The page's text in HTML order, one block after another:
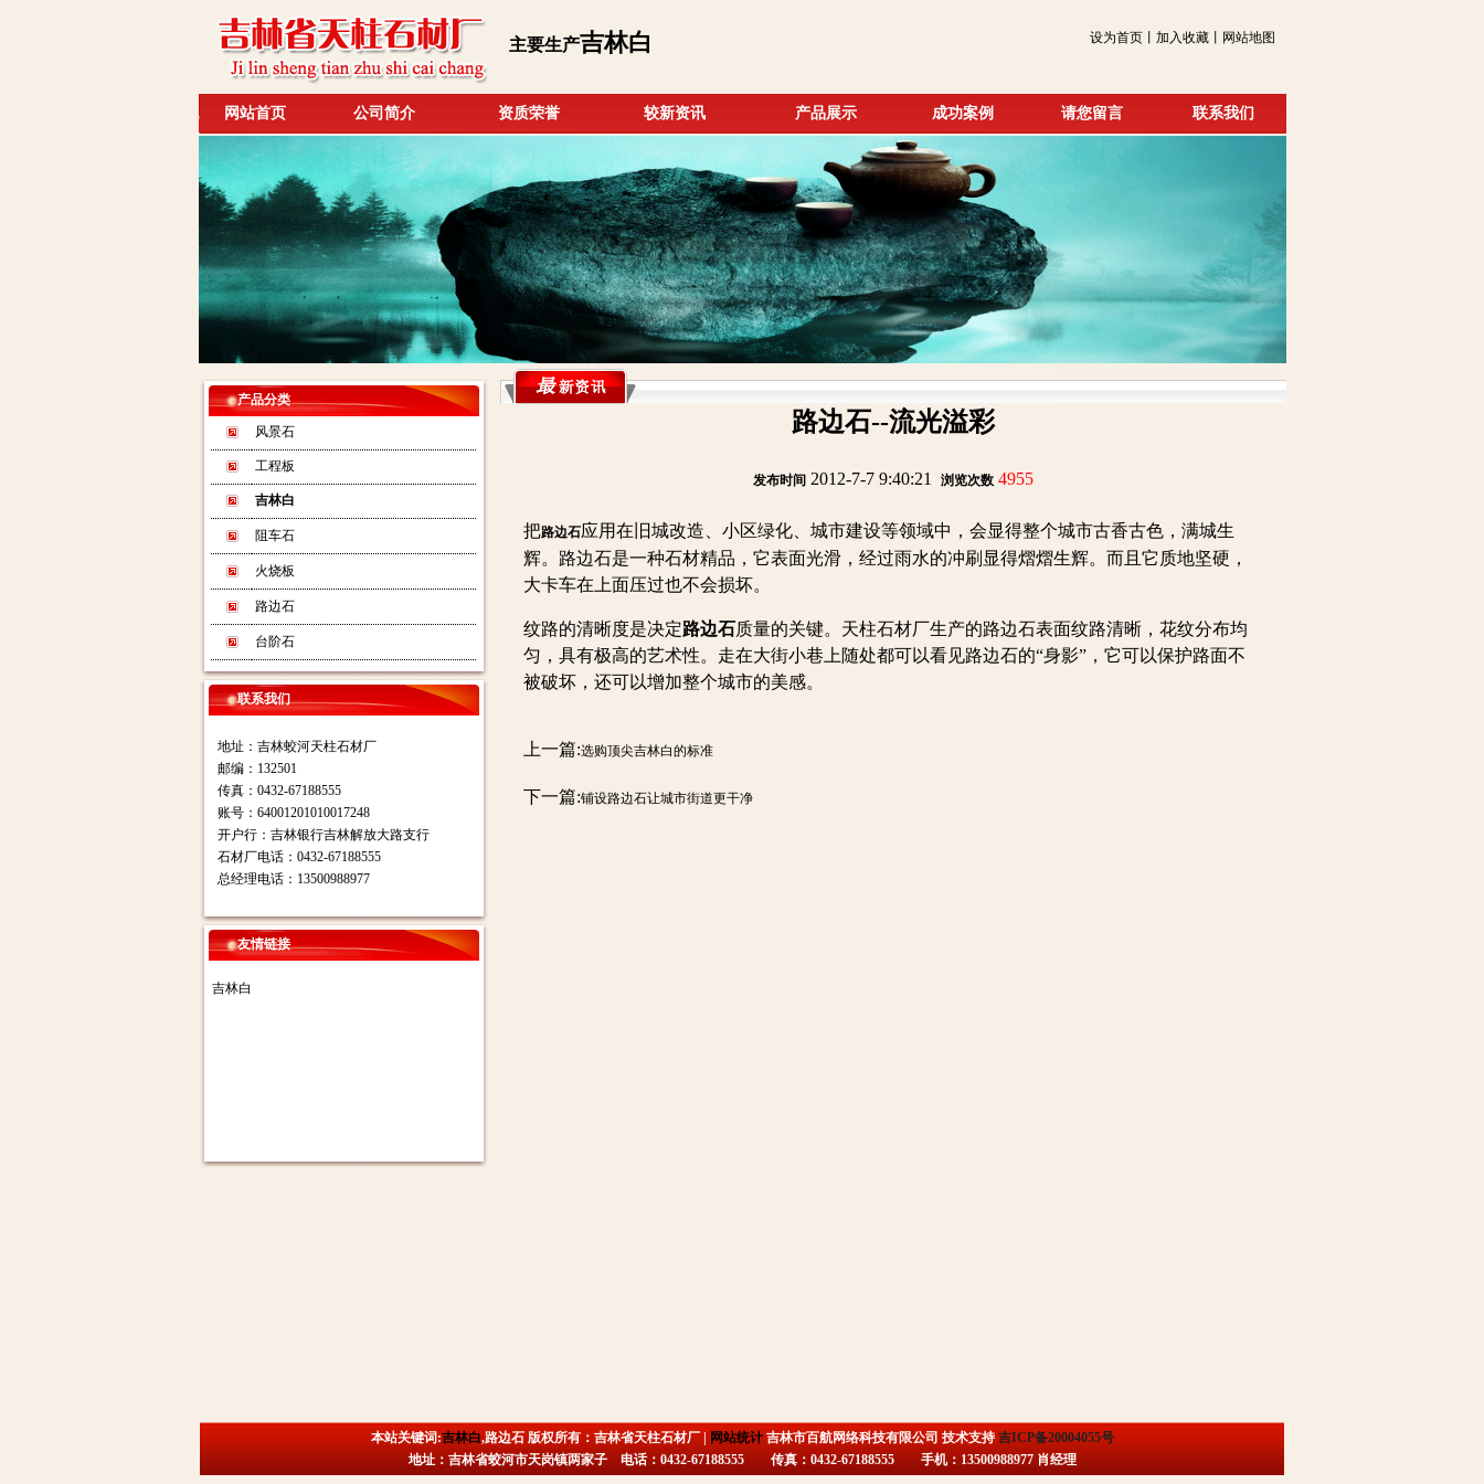
主要生产吉林白 设为首页丨加入收藏丨网站地图
网站首页 公司简介 资质荣誉 较新资讯 产品展示 成功案例 请您留言 联系我们
产品分类
风景石
工程板
吉林白
阻车石
火烧板
路边石
台阶石
联系我们
地址：吉林蛟河天柱石材厂
邮编：132501
传真：0432-67188555
账号：64001201010017248
开户行：吉林银行吉林解放大路支行
石材厂电话：0432-67188555
总经理电话：13500988977
友情链接
吉林白
路边石--流光溢彩
发布时间 2012-7-7 9:40:21 浏览次数: 4955
把路边石应用在旧城改造、小区绿化、城市建设等领域中，会显得整个城市古香古色，满城生
辉。路边石是一种石材精品，它表面光滑，经过雨水的冲刷显得熠熠生辉。而且它质地坚硬，
大卡车在上面压过也不会损坏。
纹路的清晰度是决定路边石质量的关键。天柱石材厂生产的路边石表面纹路清晰，花纹分布均
匀，具有极高的艺术性。走在大街小巷上随处都可以看见路边石的“身影”，它可以保护路面不
被破坏，还可以增加整个城市的美感。
上一篇:选购顶尖吉林白的标准
下一篇:铺设路边石让城市街道更干净
本站关键词:吉林白,路边石 版权所有：吉林省天柱石材厂 | 网站统计吉林市百航网络科技有限公司 技术支持吉ICP备20004055号
地址：吉林省蛟河市天岗镇两家子 电话：0432-67188555 传真：0432-67188555 手机：13500988977 肖经理